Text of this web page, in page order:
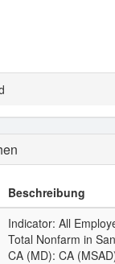
Beschreibung
Indicator: All
Total Nonfarm in
CA (MD): CA